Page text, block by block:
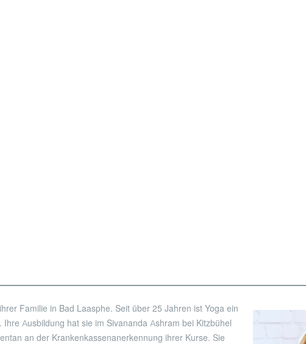
Familie in Bad Laasphe. Seit über 25 Jahren ist Yoga ein
Ausbildung hat sie im Sivananda Ashram bei Kitzbühel
an der Krankenkassenanerkennung ihrer Kurse. Sie